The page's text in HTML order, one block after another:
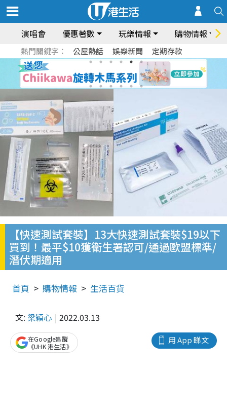
演唱會 優惠著數 玩樂情報 購物情報
熱門關鍵字： 公屋熱話 娛樂新聞 定期存款
【快速測試套裝】13大快速測試套裝$19以下
買到！最平$10獲衛生署認可/通過歐盟標準/
潛伏期適用
首頁 購物情報 生活百貨
文: 梁穎心 2022.03.13
用 App 睇文
在Google追蹤
《UHK 港生活》